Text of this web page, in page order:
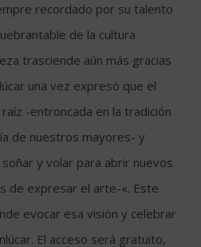
recordado por su talento
de la cultura
trasciende aún más gracias
una vez expresó que el
-entroncada en la tradición
de nuestros mayores- y
y volar para abrir nuevos
de expresar el arte-«. Este
evocar esa visión y celebrar
El acceso será gratuito,